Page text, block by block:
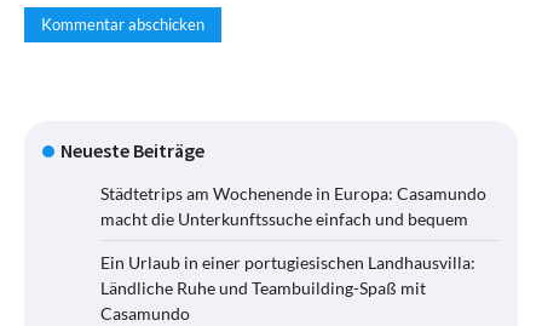
Neueste Beiträge
Städtetrips am Wochenende in Europa: Casamundo
macht die Unterkunftssuche einfach und bequem
Ein Urlaub in einer portugiesischen Landhausvilla:
Ländliche Ruhe und Teambuilding-Spaß mit
Casamundo